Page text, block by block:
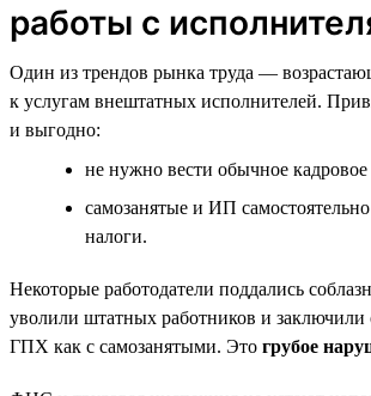
работы с
Один из трендов рынка труда —
к услугам внештатных исполнителей.
и выгодно:
не нужно вести обычное кадровое
самозанятые и ИП
налоги.
Некоторые работодатели поддались
уволили штатных работников и
ГПХ как с самозанятыми. Это грубое